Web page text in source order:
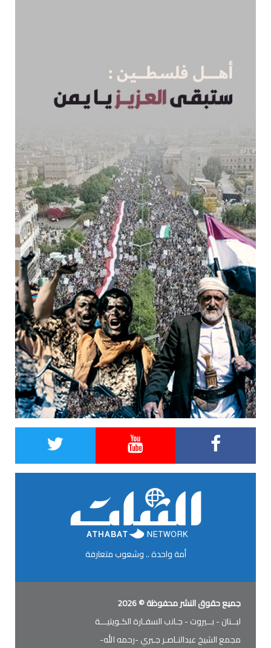
أمة واحدة .. وشعوب متعارفة
جميع حقوق النشر محفوظة © 2026
لبــنان - بــيروت - جـانب السفـارة الكـويتيـــة
مجمع الشيخ عبدالنـاصـر جـبري -رحمه الله-